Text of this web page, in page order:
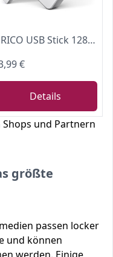
ORICO USB Stick 128GB USB 3.2 Gen 1 Dual USB-C & USB-A Mini Flash Drive, Tragbarer Speicherstick, 150MB/s Lesegeschwindigkeit für iPhone 16, Android, Tablets, Laptops, Mac, Windows Plug and Play -EB05
€
Details
und Partnern
größte
passen locker
und können